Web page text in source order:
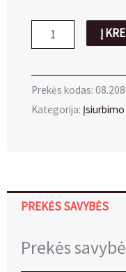
produkto
kiekis:
Ø22mm
(4vnt)
Į
Prekės kodas:
Kategorija:
PREKĖS SAVYBĖS
Prekės